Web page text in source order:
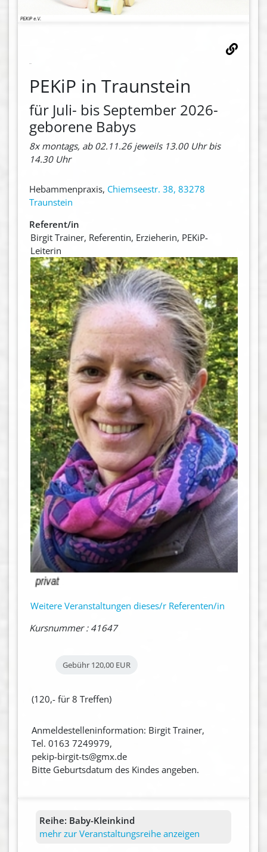
PEKiP in Traunstein
für Juli- bis September 2026-
geborene Babys
8x montags, ab 02.11.26 jeweils 13.00 Uhr bis
14.30 Uhr
Hebammenpraxis, Chiemseestr. 38, 83278
Traunstein
Referent/in
Birgit Trainer, Referentin, Erzieherin, PEKiP-
Leiterin
Weitere Veranstaltungen dieses/r Referenten/in
Kursnummer : 41647
Gebühr 120,00 EUR
(120,- für 8 Treffen)
Anmeldestelleninformation: Birgit Trainer,
Tel. 0163 7249979,
pekip-birgit-ts@gmx.de
Bitte Geburtsdatum des Kindes angeben.
Reihe: Baby-Kleinkind
mehr zur Veranstaltungsreihe anzeigen